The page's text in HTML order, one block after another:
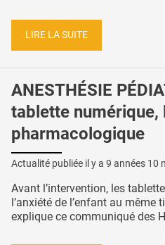
LIRE LA SUITE
ANESTHÉSIE
tablette numérique,
pharmacologique
Actualité publiée il y a 9 années 10
Avant l’intervention, les
l’anxiété de l’enfant au même
explique ce communiqué des